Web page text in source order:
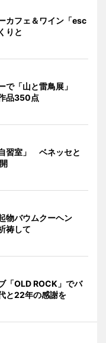
カフェ＆ワイン「esc
りと
で「山と雷鳥展」
品350点
習室」 ベネッセと
物バウムクーヘン
祷して
「OLD ROCK」でバ
と22年の感謝を